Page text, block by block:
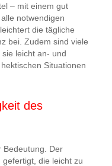
– mit einem gut
notwendigen
die tägliche
bei. Zudem sind viele
sie leicht an- und
Situationen
des
Bedeutung. Der
gefertigt, die leicht zu